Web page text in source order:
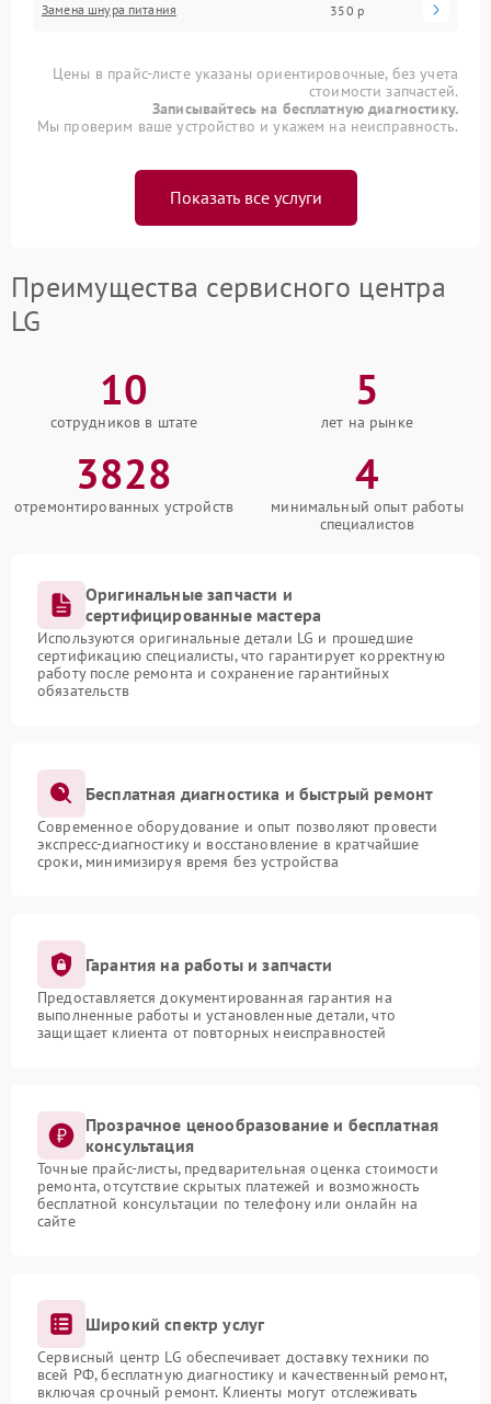
Замена шнура питания 350 р
Цены в прайс-листе указаны ориентировочные, без учета
стоимости запчастей.
Записывайтесь на бесплатную диагностику.
Мы проверим ваше устройство и укажем на неисправность.
Показать все услуги
Преимущества сервисного центра
LG
10
сотрудников в штате
5
лет на рынке
3828
отремонтированных устройств
4
минимальный опыт работы
специалистов
Оригинальные запчасти и
сертифицированные мастера
Используются оригинальные детали LG и прошедшие
сертификацию специалисты, что гарантирует корректную
работу после ремонта и сохранение гарантийных
обязательств
Бесплатная диагностика и быстрый ремонт
Современное оборудование и опыт позволяют провести
экспресс-диагностику и восстановление в кратчайшие
сроки, минимизируя время без устройства
Гарантия на работы и запчасти
Предоставляется документированная гарантия на
выполненные работы и установленные детали, что
защищает клиента от повторных неисправностей
Прозрачное ценообразование и бесплатная
консультация
Точные прайс-листы, предварительная оценка стоимости
ремонта, отсутствие скрытых платежей и возможность
бесплатной консультации по телефону или онлайн на
сайте
Широкий спектр услуг
Сервисный центр LG обеспечивает доставку техники по
всей РФ, бесплатную диагностику и качественный ремонт,
включая срочный ремонт. Клиенты могут отслеживать